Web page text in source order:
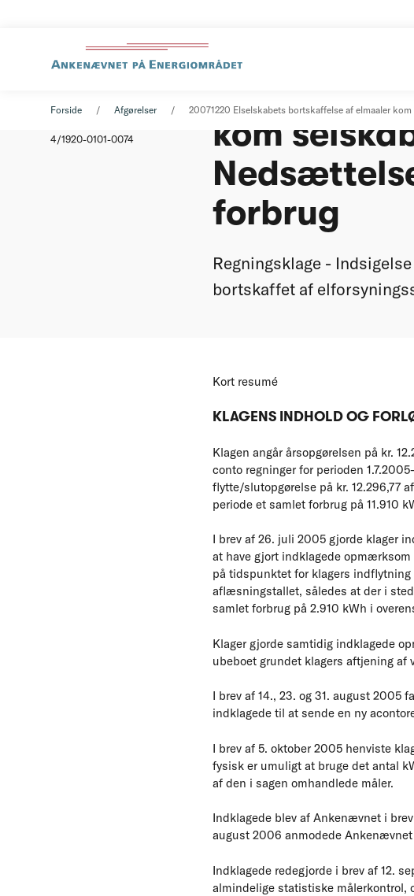
Forside Afgørelser 20071220 Elselskabets bortskaffelse af elmaaler
4/1920-0101-0074
kom
forbrug
Regningsklage -
bortskaffet af
Kort resumé
KLAGENS INDHOLD OG
Klagen angår årsopgørelsen på kr.
conto regninger for perioden
flytte/slutopgørelse på kr. 12.296,77
periode et samlet forbrug på 11.910
I brev af 26. juli 2005 gjorde klager
at have gjort indklagede
på tidspunktet for klagers
aflæsningstallet, således at der i
samlet forbrug på 2.910 kWh i
Klager gjorde samtidig indklagede
ubeboet grundet klagers aftjening af
I brev af 14., 23. og 31. august 2005
indklagede til at sende en ny
I brev af 5. oktober 2005 henviste
fysisk er umuligt at bruge det antal
af den i sagen omhandlede måler.
Indklagede blev af Ankenævnet i
august 2006 anmodede
Indklagede redegjorde i brev af 12.
almindelige statistiske målerkontrol,